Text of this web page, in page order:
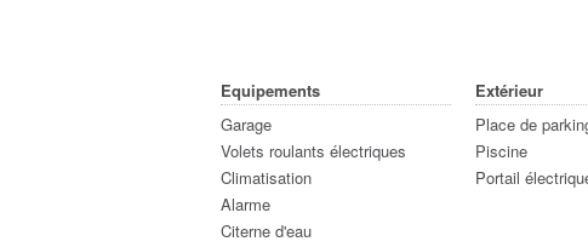
Equipements
Garage
Volets roulants électriques
Climatisation
Alarme
Citerne d'eau
Extérieur
Place de
Piscine
Portail